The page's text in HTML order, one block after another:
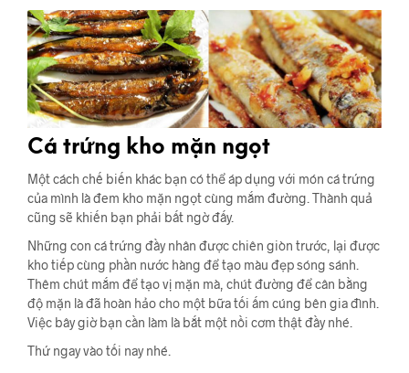
Cá trứng kho mặn ngọt
Một cách chế biến khác bạn có thể áp dụng với món cá trứng
của mình là đem kho mặn ngọt cùng mắm đường. Thành quả
cũng sẽ khiến bạn phải bất ngờ đấy.
Những con cá trứng đầy nhân được chiên giòn trước, lại được
kho tiếp cùng phần nước hàng để tạo màu đẹp sóng sánh.
Thêm chút mắm để tạo vị mặn mà, chút đường để cân bằng
độ mặn là đã hoàn hảo cho một bữa tối ấm cúng bên gia đình.
Việc bây giờ bạn cần làm là bắt một nồi cơm thật đầy nhé.
Thứ ngay vào tối nay nhé.